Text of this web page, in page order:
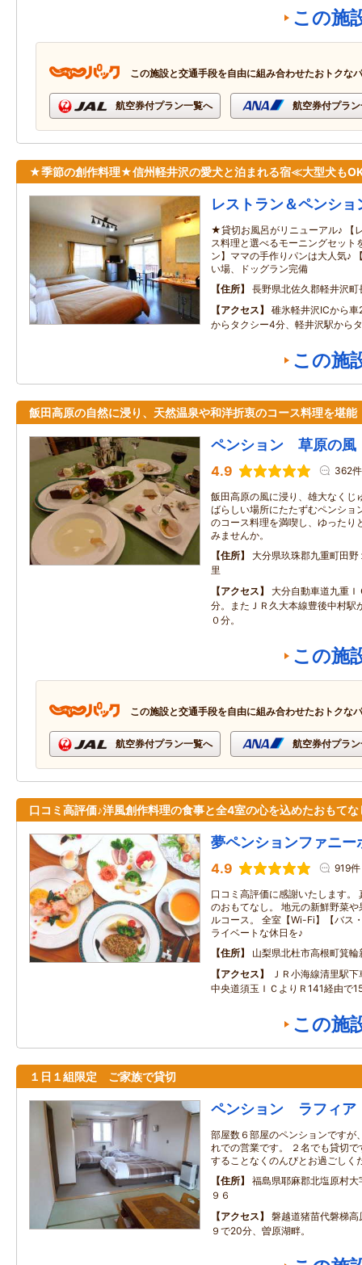
この施
この施設と交通手段を自由に組み合わせたおトクな
航空券付プラン一覧へ 航空券付プラ
★季節の創作料理★信州軽井沢の愛犬と泊まれる宿≪大型犬も
レストラン＆ペンシ
★貸切お風呂がリニューアル♪ 【
ス料理と選べるモーニングセット
ン】ママの手作りパンは大人気♪
い場、ドッグラン完備
住所
長野県北佐久郡軽井沢町
アクセス
碓氷軽井沢ICから
からタクシー4分、軽井沢駅から
この施
飯田高原の自然に浸り、天然温泉や和洋折衷のコース料理を堪能
ペンション 草原の風
4.9 362件
飯田高原の風に浸り、雄大なくじ
ばらしい場所にたたずむペンショ
のコース料理を満喫し、ゆったり
みませんか。
住所
大分県玖珠郡九重町田
里
アクセス
大分自動車道九重
分。またＪＲ久大本線豊後中村駅
０分。
この施
この施設と交通手段を自由に組み合わせたおトクな
航空券付プラン一覧へ 航空券付プラ
口コミ高評価♪洋風創作料理の食事と全4室の心を込めたおもてな
夢ペンションファニー
4.9 919件
口コミ高評価に感謝いたします。
のおもてなし。 地元の新鮮野菜
ルコース。 全室【Wi-Fi】【バス
ライベートな休日を♪
住所
山梨県北杜市高根町箕輪
アクセス
ＪＲ小海線清里駅
中央道須玉ＩＣよりＲ141経由で
この施
１日１組限定 ご家族で貸切
ペンション ラフィア
部屋数６部屋のペンションですが
れでの営業です。 ２名でも貸切
することなくのんびとお過ごしく
住所
福島県耶麻郡北塩原村
９６
アクセス
磐越道猪苗代磐梯
９で20分、曽原湖畔。